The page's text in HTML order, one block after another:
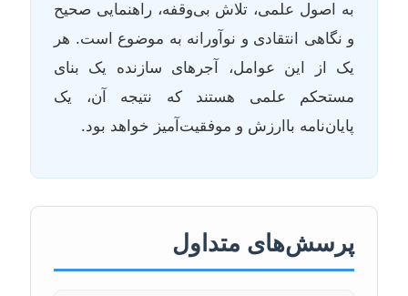
به اصول علمی، تلاش بی‌وقفه، راهنمایی صحیح
و نگاهی انتقادی و نوآورانه به موضوع است. هر
یک از این عوامل، آجرهای سازنده یک بنای
مستحکم علمی هستند که نتیجه آن، یک
پایان‌نامه باارزش و موفقیت‌آمیز خواهد بود.
پرسش‌های متداول